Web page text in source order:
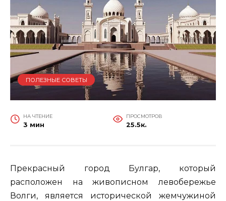
ПОЛЕЗНЫЕ СОВЕТЫ
НА ЧТЕНИЕ
3 мин
ПРОСМОТРОВ
25.5к.
Прекрасный город Булгар, который
расположен на живописном левобережье
Волги, является исторической жемчужиной